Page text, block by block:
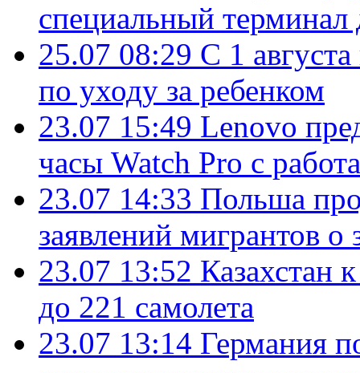
специальный терминал
25.07 08:29 С 1
по уходу за ребенком
23.07 15:49 Lenovo
часы Watch Pro с
23.07 14:33 Польша
заявлений мигрантов
23.07 13:52 Казахстан
до 221 самолета
23.07 13:14 Германия